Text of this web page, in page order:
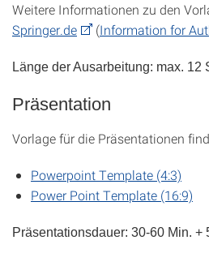
Weitere Informationen zu den
Springer.de
(Information for
Länge der Ausarbeitung: max. 12
Präsentation
Vorlage für die Präsentationen
Powerpoint Template (4:3)
Power Point Template (16:9)
Präsentationsdauer: 30-60 Min. +